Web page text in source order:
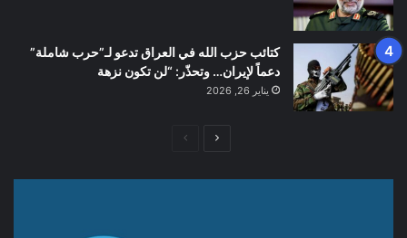
كتائب حزب الله في العراق تدعو لـ”حرب شاملة”
دعماً لإيران… وتحذّر: “لن تكون نزهة
يناير 26, 2026
الصفحة